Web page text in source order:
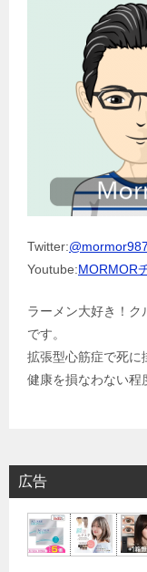
Twitter:@mormor987
Youtube:MORMOR
ラーメン大好き！ク
です。
拡張型心筋症で死に
健康を損なわない程
広告